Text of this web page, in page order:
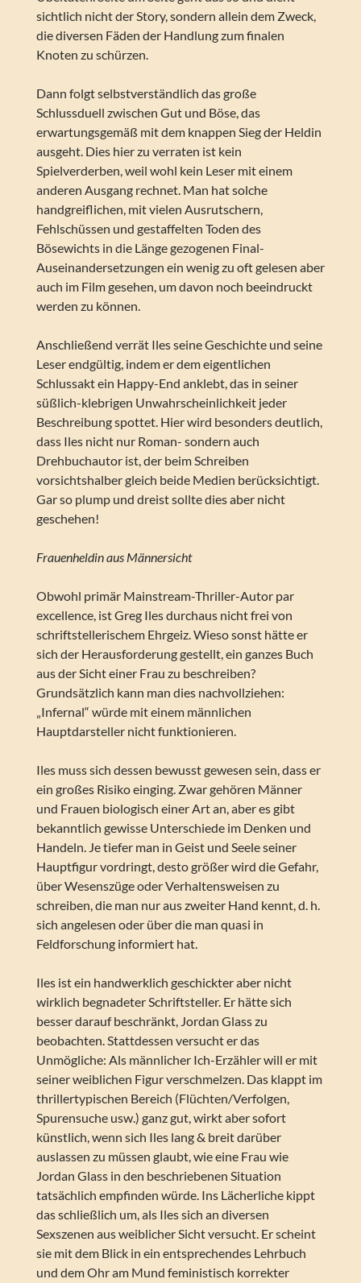
sichtlich nicht der Story, sondern allein dem Zweck,
die diversen Fäden der Handlung zum finalen
Knoten zu schürzen.
Dann folgt selbstverständlich das große
Schlussduell zwischen Gut und Böse, das
erwartungsgemäß mit dem knappen Sieg der Heldin
ausgeht. Dies hier zu verraten ist kein
Spielverderben, weil wohl kein Leser mit einem
anderen Ausgang rechnet. Man hat solche
handgreiflichen, mit vielen Ausrutschern,
Fehlschüssen und gestaffelten Toden des
Bösewichts in die Länge gezogenen Final-
Auseinandersetzungen ein wenig zu oft gelesen aber
auch im Film gesehen, um davon noch beeindruckt
werden zu können.
Anschließend verrät Iles seine Geschichte und seine
Leser endgültig, indem er dem eigentlichen
Schlussakt ein Happy-End anklebt, das in seiner
süßlich-klebrigen Unwahrscheinlichkeit jeder
Beschreibung spottet. Hier wird besonders deutlich,
dass Iles nicht nur Roman- sondern auch
Drehbuchautor ist, der beim Schreiben
vorsichtshalber gleich beide Medien berücksichtigt.
Gar so plump und dreist sollte dies aber nicht
geschehen!
Frauenheldin aus Männersicht
Obwohl primär Mainstream-Thriller-Autor par
excellence, ist Greg Iles durchaus nicht frei von
schriftstellerischem Ehrgeiz. Wieso sonst hätte er
sich der Herausforderung gestellt, ein ganzes Buch
aus der Sicht einer Frau zu beschreiben?
Grundsätzlich kann man dies nachvollziehen:
„Infernal“ würde mit einem männlichen
Hauptdarsteller nicht funktionieren.
Iles muss sich dessen bewusst gewesen sein, dass er
ein großes Risiko einging. Zwar gehören Männer
und Frauen biologisch einer Art an, aber es gibt
bekanntlich gewisse Unterschiede im Denken und
Handeln. Je tiefer man in Geist und Seele seiner
Hauptfigur vordringt, desto größer wird die Gefahr,
über Wesenszüge oder Verhaltensweisen zu
schreiben, die man nur aus zweiter Hand kennt, d. h.
sich angelesen oder über die man quasi in
Feldforschung informiert hat.
Iles ist ein handwerklich geschickter aber nicht
wirklich begnadeter Schriftsteller. Er hätte sich
besser darauf beschränkt, Jordan Glass zu
beobachten. Stattdessen versucht er das
Unmögliche: Als männlicher Ich-Erzähler will er mit
seiner weiblichen Figur verschmelzen. Das klappt im
thrillertypischen Bereich (Flüchten/Verfolgen,
Spurensuche usw.) ganz gut, wirkt aber sofort
künstlich, wenn sich Iles lang & breit darüber
auslassen zu müssen glaubt, wie eine Frau wie
Jordan Glass in den beschriebenen Situation
tatsächlich empfinden würde. Ins Lächerliche kippt
das schließlich um, als Iles sich an diversen
Sexszenen aus weiblicher Sicht versucht. Er scheint
sie mit dem Blick in ein entsprechendes Lehrbuch
und dem Ohr am Mund feministisch korrekter